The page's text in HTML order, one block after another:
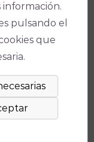
información.
pulsando el
que